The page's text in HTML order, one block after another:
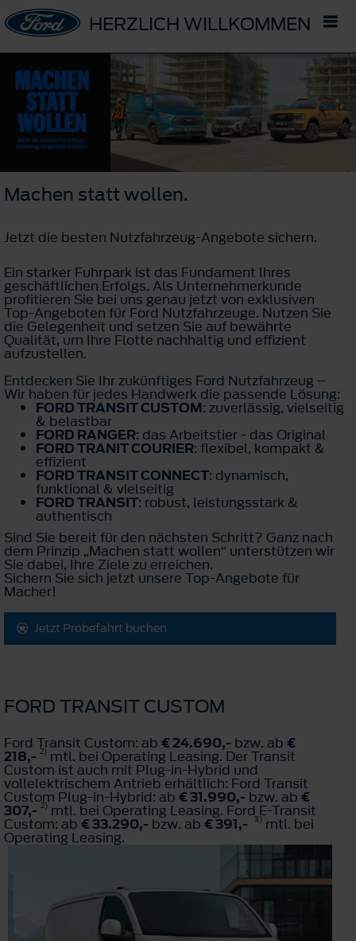
HERZLICH WILLKOMMEN IM
Machen statt wollen.
Jetzt die besten Nutzfahrzeug-Angebote sichern.
Ein starker Fuhrpark ist das Fundament Ihres
geschäftlichen Erfolgs. Als Unternehmerkunde
profitieren Sie bei uns genau jetzt von exklusiven
Top-Angeboten für Ford Nutzfahrzeuge. Nutzen Sie
die Gelegenheit und setzen Sie auf bewährte
Qualität, um Ihre Flotte nachhaltig und effizient
aufzustellen.
Entdecken Sie Ihr zukünftiges Ford Nutzfahrzeug –
Wir haben für jedes Handwerk die passende Lösung:
FORD TRANSIT CUSTOM: zuverlässig, vielseitig
& belastbar
FORD RANGER: das Arbeitstier - das Original
FORD TRANIT COURIER: flexibel, kompakt &
effizient
FORD TRANSIT CONNECT: dynamisch,
funktional & vielseitig
FORD TRANSIT: robust, leistungsstark &
authentisch
Sind Sie bereit für den nächsten Schritt? Ganz nach
dem Prinzip „Machen statt wollen“ unterstützen wir
Sie dabei, Ihre Ziele zu erreichen.
Sichern Sie sich jetzt unsere Top-Angebote für
Macher!
Jetzt Probefahrt buchen
FORD TRANSIT CUSTOM
Ford Transit Custom: ab € 24.690,- bzw. ab €
218,- 2) mtl. bei Operating Leasing. Der Transit
Custom ist auch mit Plug-in-Hybrid und
vollelektrischem Antrieb erhältlich: Ford Transit
Custom Plug-in-Hybrid: ab € 31.990,- bzw. ab €
307,- 2) mtl. bei Operating Leasing. Ford E-Transit
Custom: ab € 33.290,- bzw. ab € 391,- 3) mtl. bei
Operating Leasing.